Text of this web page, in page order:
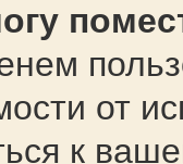
от
к